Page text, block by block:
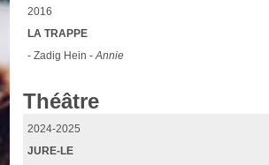
2016
LA TRAPPE
- Zadig Hein -Annie
Théâtre
2024-2025
JURE-LE